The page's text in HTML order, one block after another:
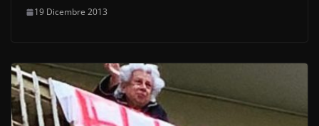
19 Dicembre 2013